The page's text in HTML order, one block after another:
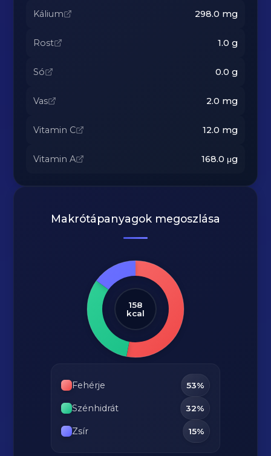
Kálium 298.0 mg
Rost 1.0 g
Só 0.0 g
Vas 2.0 mg
Vitamin C 12.0 mg
Vitamin A 168.0 μg
Makrótápanyagok megoszlása
158
kcal
Fehérje 53%
Szénhidrát 32%
Zsír 15%